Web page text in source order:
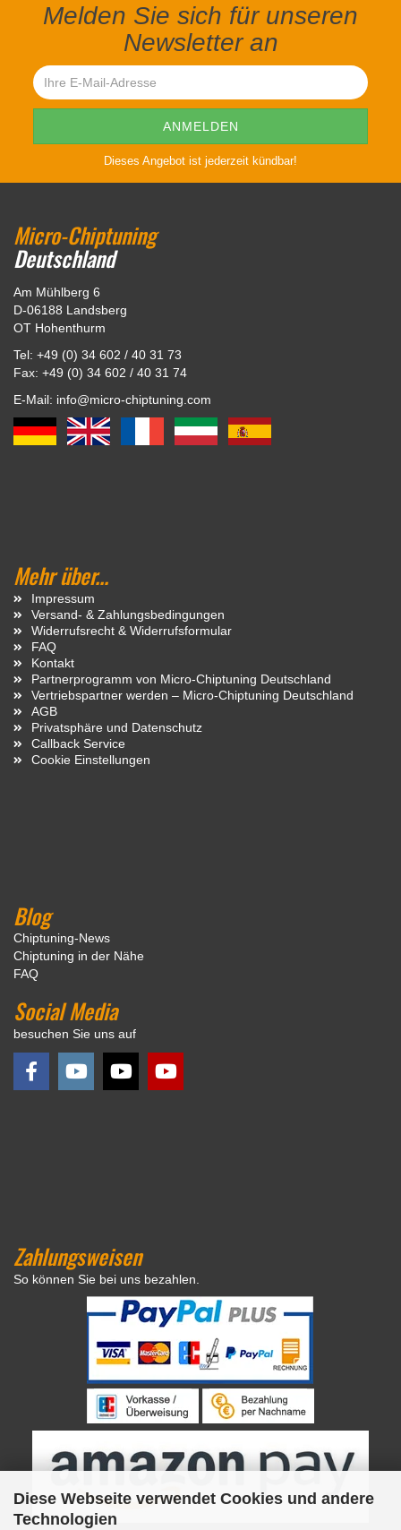
Diese Webseite verwendet Cookies und andere
Technologien
Melden Sie sich für unseren
Newsletter an
Dieses Angebot ist jederzeit kündbar!
Micro-Chiptuning
Deutschland
Am Mühlberg 6
D-06188 Landsberg
OT Hohenthurm
Tel: +49 (0) 34 602 / 40 31 73
Fax: +49 (0) 34 602 / 40 31 74
E-Mail: info@micro-chiptuning.com
Mehr über...
Impressum
Versand- & Zahlungsbedingungen
Widerrufsrecht & Widerrufsformular
FAQ
Kontakt
Partnerprogramm von Micro-Chiptuning Deutschland
Vertriebspartner werden – Micro-Chiptuning Deutschland
AGB
Privatsphäre und Datenschutz
Callback Service
Cookie Einstellungen
Blog
Chiptuning-News
Chiptuning in der Nähe
FAQ
Social Media
besuchen Sie uns auf
Zahlungsweisen
So können Sie bei uns bezahlen.